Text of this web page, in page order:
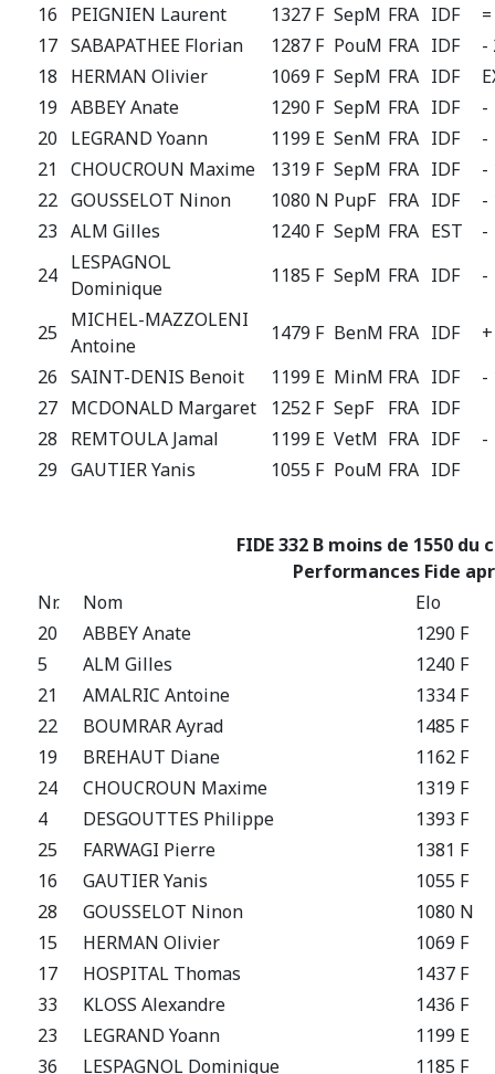
16
PEIGNIEN Laurent 1327 F SepM FRA IDF
17 SABAPATHEE Florian 1287 F PouM FRA IDF
-
18
HERMAN Olivier 1069 F SepM FRA IDF
19 ABBEY Anate 1290 F SepM FRA IDF
-
20
LEGRAND Yoann 1199 E SenM FRA IDF
-
21
CHOUCROUN Maxime 1319 F SepM FRA IDF
-
22 GOUSSELOT Ninon 1080 N PupF FRA IDF
-
23 ALM Gilles 1240 F SepM FRA EST
-
24
LESPAGNOL
Dominique
1185 F SepM FRA IDF -
25
MICHEL-MAZZOLENI
Antoine
1479 F BenM FRA IDF
26 SAINT-DENIS Benoit 1199 E MinM FRA IDF
-
27 MCDONALD Margaret 1252 F SepF FRA IDF
28
REMTOULA Jamal 1199 E VetM FRA IDF
-
29 GAUTIER Yanis 1055 F PouM FRA IDF
FIDE 332 B moins de 1550 du
Performances Fide
Nr.
Nom
Elo
20
ABBEY Anate
1290 F
5
ALM Gilles
1240 F
21
AMALRIC Antoine
1334 F
22
BOUMRAR Ayrad
1485 F
19
BREHAUT Diane
1162 F
24
CHOUCROUN Maxime
1319 F
4
DESGOUTTES Philippe
1393 F
25
FARWAGI Pierre
1381 F
16
GAUTIER Yanis
1055 F
28
GOUSSELOT Ninon
1080 N
15
HERMAN Olivier
1069 F
17
HOSPITAL Thomas
1437 F
33
KLOSS Alexandre
1436 F
23
LEGRAND Yoann
1199 E
36
LESPAGNOL Dominique 1185 F